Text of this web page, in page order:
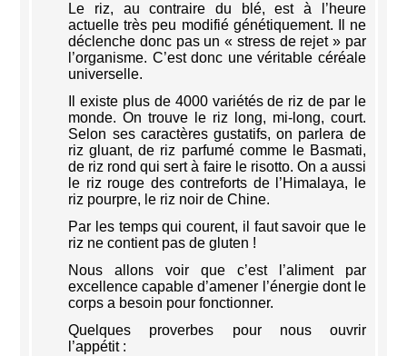
Le riz, au contraire du blé, est à l’heure
actuelle très peu modifié génétiquement. Il ne
déclenche donc pas un « stress de rejet » par
l’organisme. C’est donc une véritable céréale
universelle.
Il existe plus de 4000 variétés de riz de par le
monde. On trouve le riz long, mi-long, court.
Selon ses caractères gustatifs, on parlera de
riz gluant, de riz parfumé comme le Basmati,
de riz rond qui sert à faire le risotto. On a aussi
le riz rouge des contreforts de l’Himalaya, le
riz pourpre, le riz noir de Chine.
Par les temps qui courent, il faut savoir que le
riz ne contient pas de gluten !
Nous allons voir que c’est l’aliment par
excellence capable d’amener l’énergie dont le
corps a besoin pour fonctionner.
Quelques proverbes pour nous ouvrir
l’appétit :